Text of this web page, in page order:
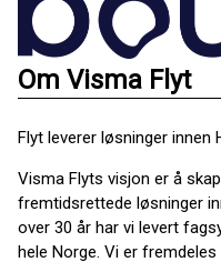
Om Visma Flyt
Flyt leverer løsninger innen
Visma Flyts visjon er å
fremtidsrettede løsninger
over 30 år har vi levert
hele Norge. Vi er